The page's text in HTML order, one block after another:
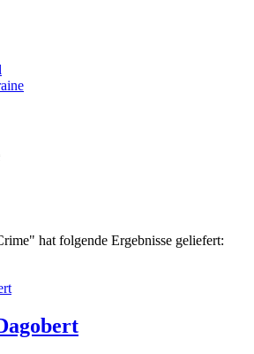
hat folgende Ergebnisse geliefert: